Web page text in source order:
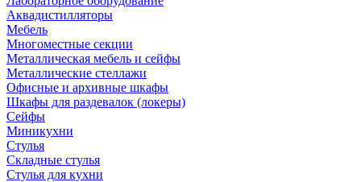
Аквадистилляторы
Мебель
Многоместные секции
Металлическая мебель и сейфы
Металлические стеллажи
Офисные и архивные шкафы
Шкафы для раздевалок (локеры)
Сейфы
Миникухни
Стулья
Складные стулья
Стулья для кухни